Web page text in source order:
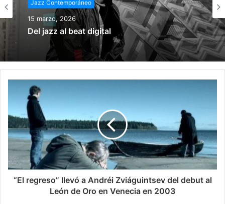
Jazz Contemporáneo
15 marzo, 2026
Del jazz al beat digital
Jazz Contemporáneo
15 febrero, 2026
Robert Glasper: Fusión cultural sin salir de
casa
“El regreso” llevó a Andréi Zviáguintsev del debut al
León de Oro en Venecia en 2003